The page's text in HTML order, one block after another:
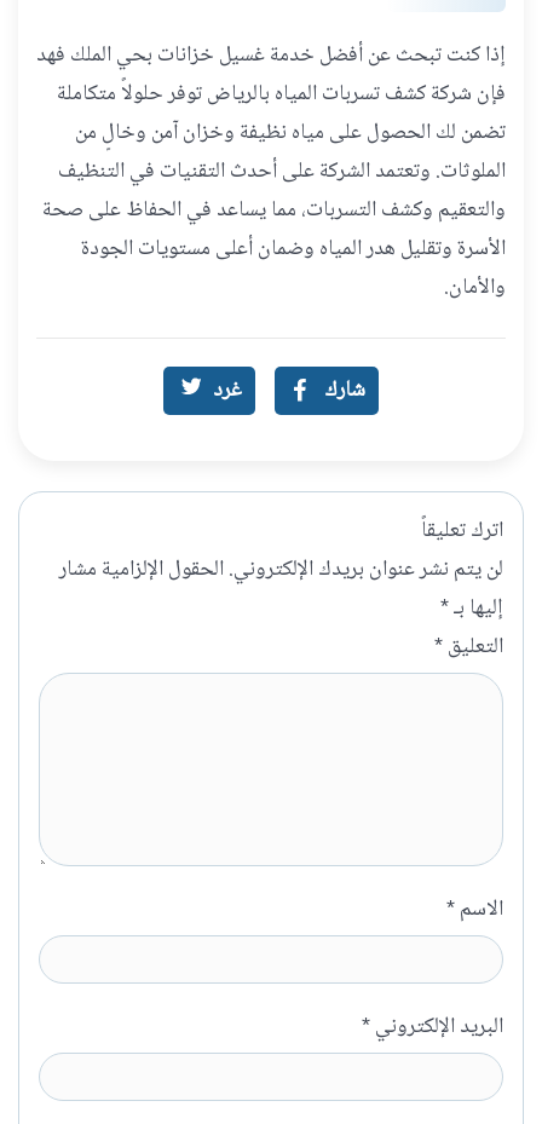
إذا كنت تبحث عن أفضل خدمة غسيل خزانات بحي الملك فهد
فإن شركة كشف تسربات المياه بالرياض توفر حلولاً متكاملة
تضمن لك الحصول على مياه نظيفة وخزان آمن وخالٍ من
الملوثات. وتعتمد الشركة على أحدث التقنيات في التنظيف
والتعقيم وكشف التسربات، مما يساعد في الحفاظ على صحة
الأسرة وتقليل هدر المياه وضمان أعلى مستويات الجودة
والأمان.
شارك غرد
اترك تعليقاً
لن يتم نشر عنوان بريدك الإلكتروني.الحقول الإلزامية مشار
إليها بـ*
التعليق*
الاسم*
البريد الإلكتروني*